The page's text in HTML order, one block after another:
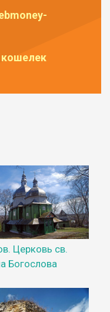
кошелек
Церковь св.
Богослова